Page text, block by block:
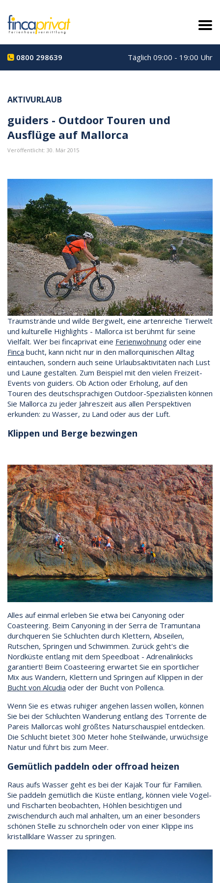
0800 298639 Täglich 09:00 - 19:00 Uhr
AKTIVURLAUB
guiders - Outdoor Touren und
Ausflüge auf Mallorca
Veröffentlicht: 30. Mär 2015
Traumstrände und wilde Bergwelt, eine artenreiche Tierwelt
und kulturelle Highlights - Mallorca ist berühmt für seine
Vielfalt. Wer bei fincaprivat eine Ferienwohnung oder eine
Finca bucht, kann nicht nur in den mallorquinischen Alltag
eintauchen, sondern auch seine Urlaubsaktivitäten nach Lust
und Laune gestalten. Zum Beispiel mit den vielen Freizeit-
Events von guiders. Ob Action oder Erholung, auf den
Touren des deutschsprachigen Outdoor-Spezialisten können
Sie Mallorca zu jeder Jahreszeit aus allen Perspektiven
erkunden: zu Wasser, zu Land oder aus der Luft.
Klippen und Berge bezwingen
Alles auf einmal erleben Sie etwa bei Canyoning oder
Coasteering. Beim Canyoning in der Serra de Tramuntana
durchqueren Sie Schluchten durch Klettern, Abseilen,
Rutschen, Springen und Schwimmen. Zurück geht's die
Nordküste entlang mit dem Speedboat - Adrenalinkicks
garantiert! Beim Coasteering erwartet Sie ein sportlicher
Mix aus Wandern, Klettern und Springen auf Klippen in der
Bucht von Alcudia oder der Bucht von Pollenca.
Wenn Sie es etwas ruhiger angehen lassen wollen, können
Sie bei der Schluchten Wanderung entlang des Torrente de
Pareis Mallorcas wohl größtes Naturschauspiel entdecken.
Die Schlucht bietet 300 Meter hohe Steilwände, urwüchsige
Natur und führt bis zum Meer.
Gemütlich paddeln oder offroad heizen
Raus aufs Wasser geht es bei der Kajak Tour für Familien.
Sie paddeln gemütlich die Küste entlang, können viele Vogel-
und Fischarten beobachten, Höhlen besichtigen und
zwischendurch auch mal anhalten, um an einer besonders
schönen Stelle zu schnorcheln oder von einer Klippe ins
kristallklare Wasser zu springen.